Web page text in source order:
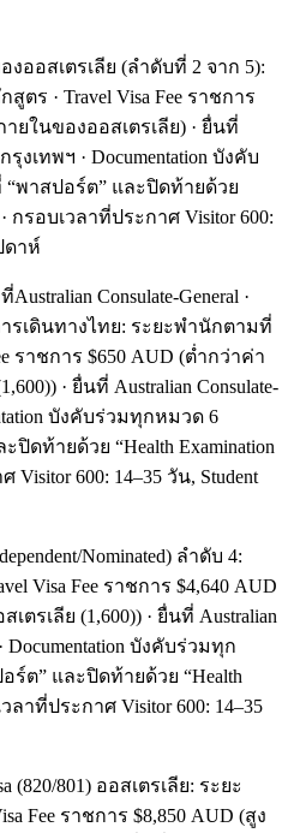
องออสเตรเลีย (ลำดับที่ 2 จาก 5):
ร · Travel Visa Fee ราชการ
ยในของออสเตรเลีย) · ยื่นที่
กรุงเทพฯ · Documentation บังคับ
พาสปอร์ต” และปิดท้ายด้วย
· กรอบเวลาที่ประกาศ Visitor 600:
ดาห์
Consulate-General ·
รเดินทางไทย: ระยะพำนักตามที่
ราชการ $650 AUD (ต่ำกว่าค่า
· ยื่นที่ Australian Consulate-
บังคับร่วมทุกหมวด 6
ดท้ายด้วย “Health Examination
Visitor 600: 14–35 วัน, Student
Nominated) ลำดับ 4:
Visa Fee ราชการ $4,640 AUD
รเลีย (1,600)) · ยื่นที่ Australian
Documentation บังคับร่วมทุก
ร์ต” และปิดท้ายด้วย “Health
ลาที่ประกาศ Visitor 600: 14–35
(820/801) ออสเตรเลีย: ระยะ
Fee ราชการ $8,850 AUD (สูง